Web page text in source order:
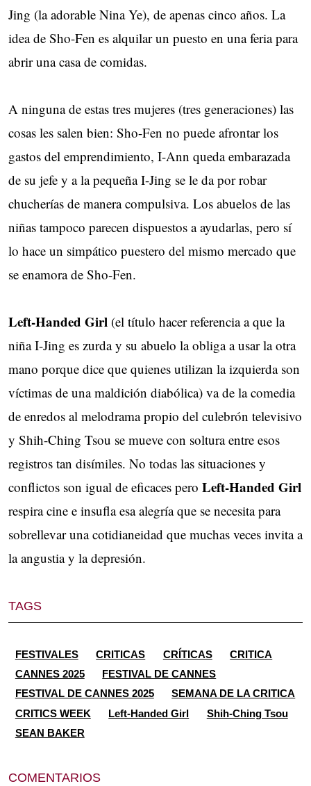
Jing (la adorable Nina Ye), de apenas cinco años. La
idea de Sho-Fen es alquilar un puesto en una feria para
abrir una casa de comidas.
A ninguna de estas tres mujeres (tres generaciones) las
cosas les salen bien: Sho-Fen no puede afrontar los
gastos del emprendimiento, I-Ann queda embarazada
de su jefe y a la pequeña I-Jing se le da por robar
chucherías de manera compulsiva. Los abuelos de las
niñas tampoco parecen dispuestos a ayudarlas, pero sí
lo hace un simpático puestero del mismo mercado que
se enamora de Sho-Fen.
Left-Handed Girl (el título hacer referencia a que la
niña I-Jing es zurda y su abuelo la obliga a usar la otra
mano porque dice que quienes utilizan la izquierda son
víctimas de una maldición diabólica) va de la comedia
de enredos al melodrama propio del culebrón televisivo
y Shih-Ching Tsou se mueve con soltura entre esos
registros tan disímiles. No todas las situaciones y
conflictos son igual de eficaces pero Left-Handed Girl
respira cine e insufla esa alegría que se necesita para
sobrellevar una cotidianeidad que muchas veces invita a
la angustia y la depresión.
TAGS
FESTIVALES CRITICAS CRÍTICAS
CRITICA
CANNES 2025
FESTIVAL DE CANNES
FESTIVAL DE CANNES 2025
SEMANA DE LA CRITICA
CRITICS WEEK
Left-Handed Girl
Shih-Ching Tsou
SEAN BAKER
COMENTARIOS